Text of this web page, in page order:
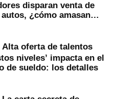
disparan venta de
¿cómo amasan
Alta oferta de talentos
niveles’ impacta en el
de sueldo: los detalles